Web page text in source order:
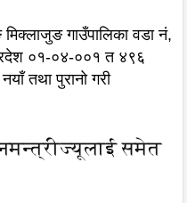
गाउँपालिका वडा नं,
०१-०४-००१ त ४९६
तथा पुरानो गरी
समेत